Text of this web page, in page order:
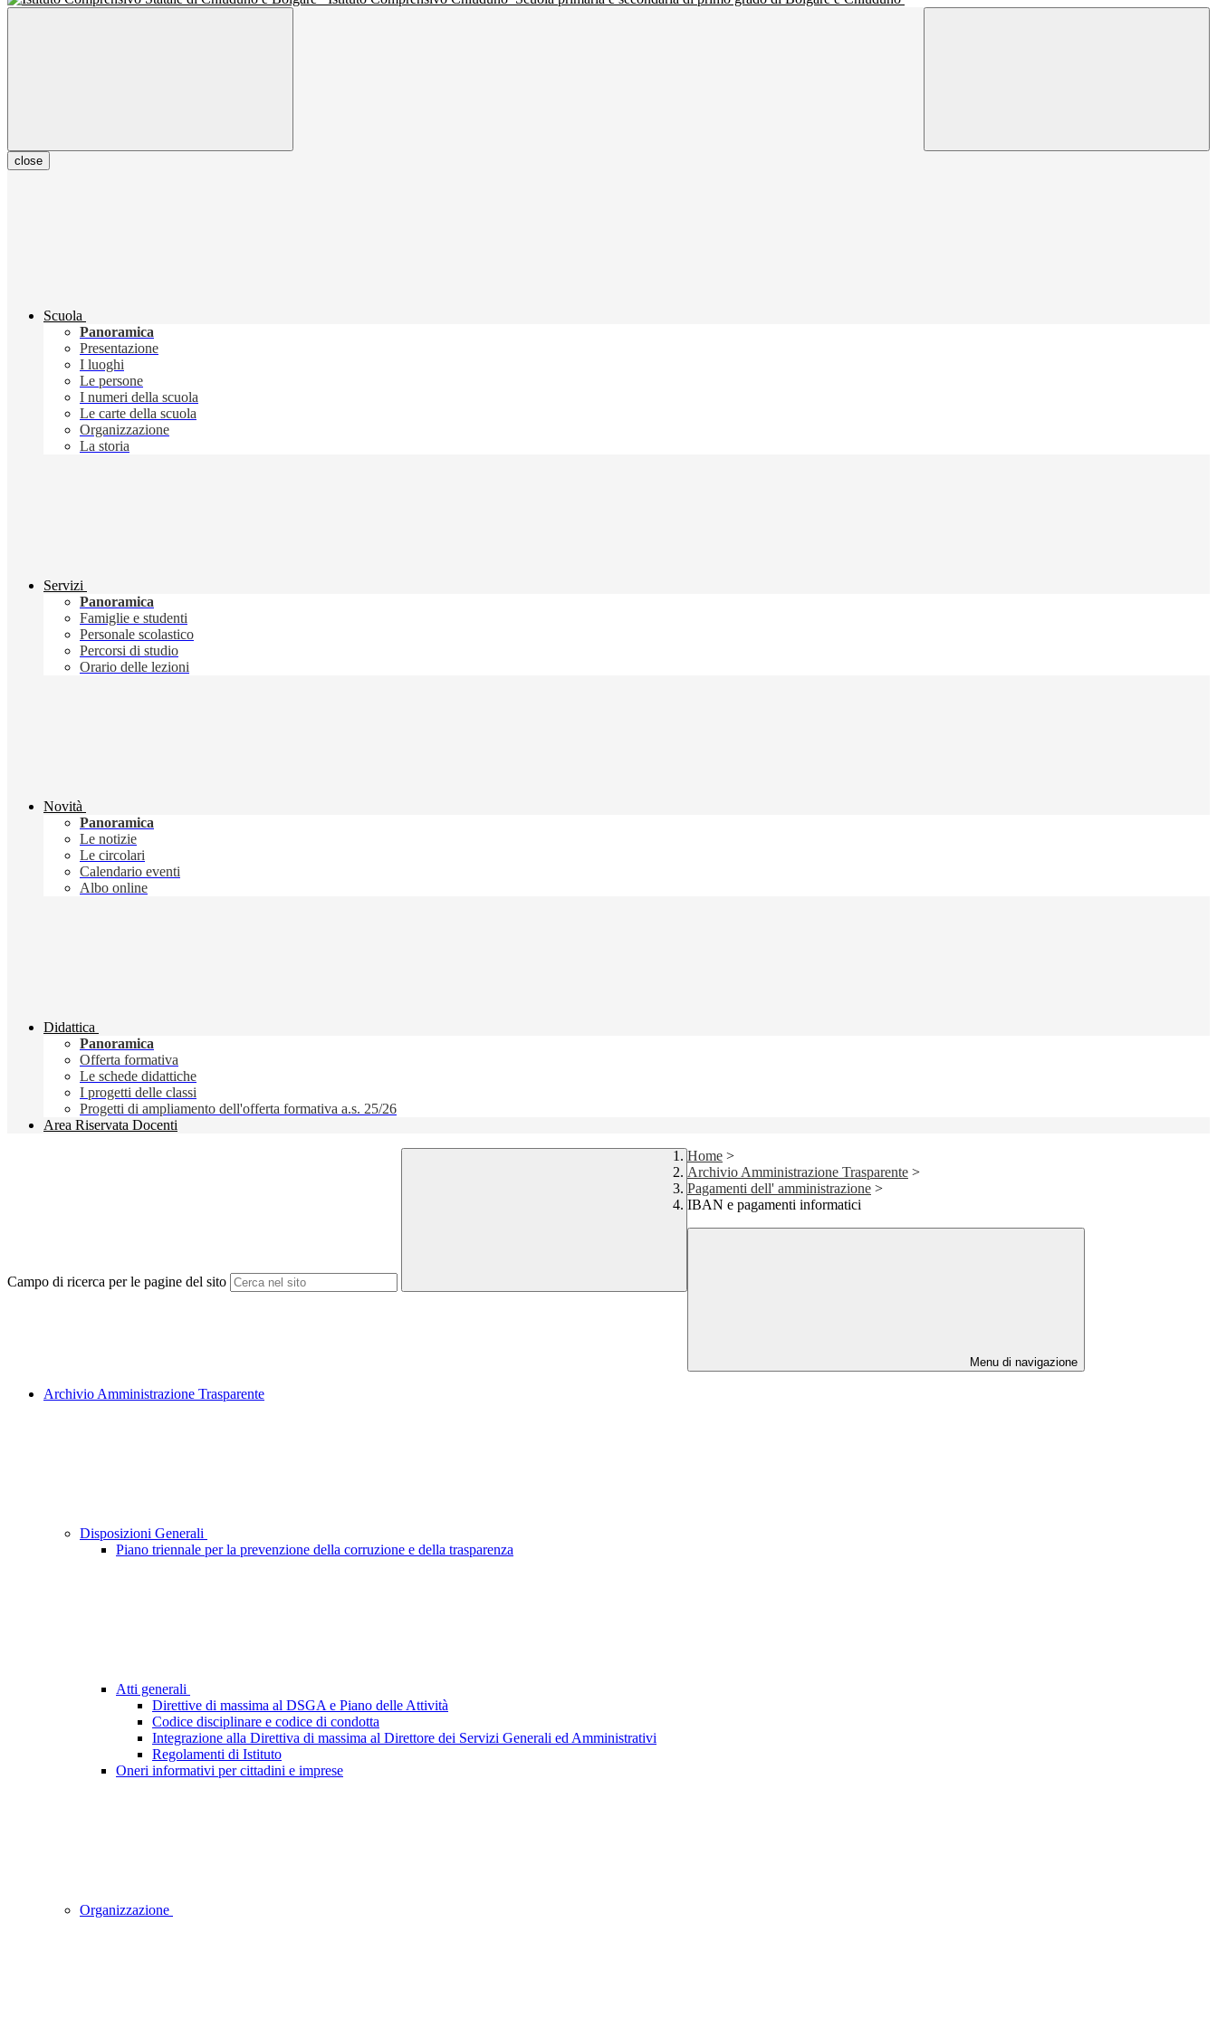
close
Scuola
Panoramica
Presentazione
I luoghi
Le persone
I numeri della scuola
Le carte della scuola
Organizzazione
La storia
Servizi
Panoramica
Famiglie e studenti
Personale scolastico
Percorsi di studio
Orario delle lezioni
Novità
Panoramica
Le notizie
Le circolari
Calendario eventi
Albo online
Didattica
Panoramica
Offerta formativa
Le schede didattiche
I progetti delle classi
Progetti di ampliamento dell'offerta formativa a.s. 25/26
Area Riservata Docenti
Campo di ricerca per le pagine del sito
Home >
Archivio Amministrazione Trasparente >
Pagamenti dell' amministrazione >
IBAN e pagamenti informatici
Menu di navigazione
Archivio Amministrazione Trasparente
Disposizioni Generali
Piano triennale per la prevenzione della corruzione e della trasparenza
Atti generali
Direttive di massima al DSGA e Piano delle Attività
Codice disciplinare e codice di condotta
Integrazione alla Direttiva di massima al Direttore dei Servizi Generali ed Amministrativi
Regolamenti di Istituto
Oneri informativi per cittadini e imprese
Organizzazione